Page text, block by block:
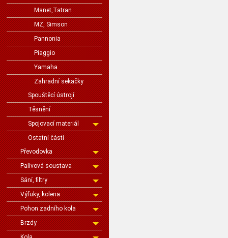
Manet,Tatran
MZ, Simson
Pannonia
Piaggio
Yamaha
Zahradní sekačky
Spouštěcí ústrojí
Těsnění
Spojovací materiál
Ostatní části
Převodovka
Palivová soustava
Sání, filtry
Výfuky, kolena
Pohon zadního kola
Brzdy